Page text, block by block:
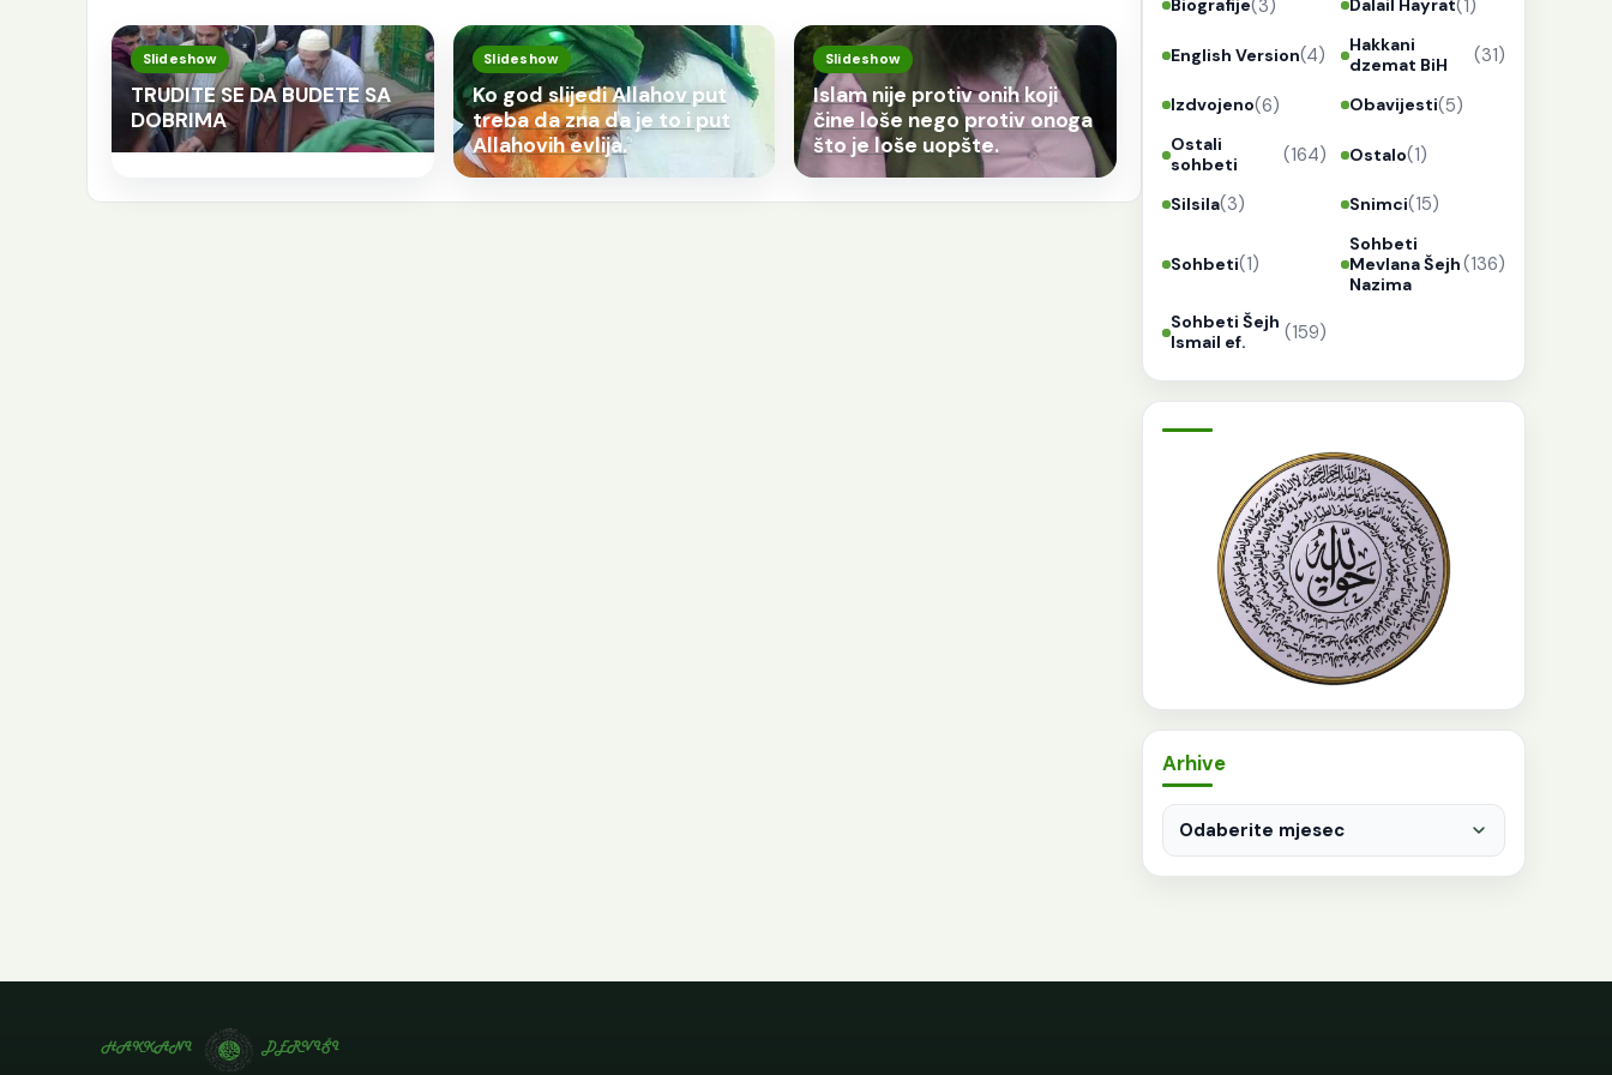
Slideshow
TRUDITE SE DA BUDETE SA
DOBRIMA
Slideshow
Ko god slijedi Allahov put
treba da zna da je to i put
Allahovih evlija.
Slideshow
Islam nije protiv onih koji
čine loše nego protiv onoga
što je loše uopšte.
Biografije(3) Dalail Hayrat(1)
English Version(4)
Hakkani
dzemat BiH
(31)
Izdvojeno(6) Obavijesti(5)
Ostali
sohbeti
(164) Ostalo(1)
Silsila(3) Snimci(15)
Sohbeti(1)
Sohbeti
Mevlana Šejh
Nazima
(136)
Sohbeti Šejh
Ismail ef.
(159)
Arhive
Arhive